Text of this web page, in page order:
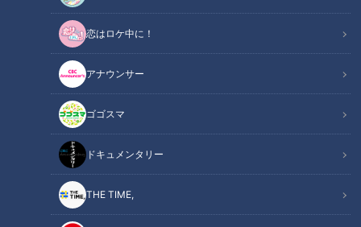
恋はロケ中に！
アナウンサー
ゴゴスマ
ドキュメンタリー
THE TIME,